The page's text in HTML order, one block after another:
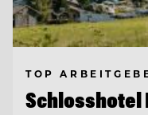
TOP
Schlosshotel